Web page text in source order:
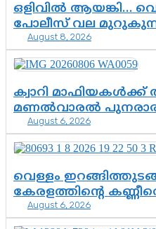
ഒളിവിൽ ആയങ്കി…
പോലീസ് വല മുറുകുന്നു;
രംഗത്ത്. ഇനി ചോദ്യം
എന്നത് മാത്രം
കസ്റ്റഡിയിലായാൽ
എന്തൊക്കെ
August 8, 2026
ക്വാറി മാഫിയകൾക്ക്
മണൽവാരൽ
സർക്കാർ തീരുമാനം
August 6, 2026
വെള്ളം
കേരളത്തിന്റെ
എന്നവസാനിക്കും?
August 6, 2026